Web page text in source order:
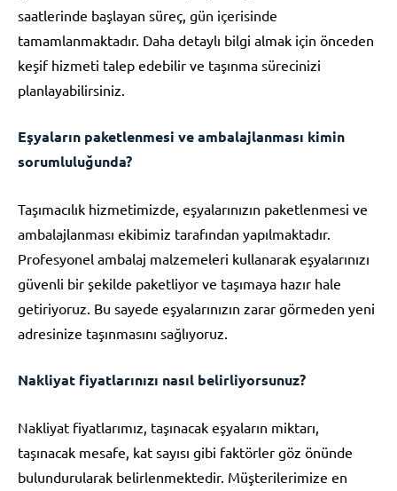
saatlerinde başlayan süreç, gün içerisinde
tamamlanmaktadır. Daha detaylı bilgi almak için önceden
keşif hizmeti talep edebilir ve taşınma sürecinizi
planlayabilirsiniz.
Eşyaların paketlenmesi ve ambalajlanması kimin
sorumluluğunda?
Taşımacılık hizmetimizde, eşyalarınızın paketlenmesi ve
ambalajlanması ekibimiz tarafından yapılmaktadır.
Profesyonel ambalaj malzemeleri kullanarak eşyalarınızı
güvenli bir şekilde paketliyor ve taşımaya hazır hale
getiriyoruz. Bu sayede eşyalarınızın zarar görmeden yeni
adresinize taşınmasını sağlıyoruz.
Nakliyat fiyatlarınızı nasıl belirliyorsunuz?
Nakliyat fiyatlarımız, taşınacak eşyaların miktarı,
taşınacak mesafe, kat sayısı gibi faktörler göz önünde
bulundurularak belirlenmektedir. Müşterilerimize en
Müşteri Temsilcisi